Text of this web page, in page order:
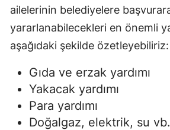
ailelerinin belediyelere
yararlanabilecekleri en önemli
aşağıdaki şekilde özetleyebiliriz:
Gıda ve erzak yardımı
Yakacak yardımı
Para yardımı
Doğalgaz, elektrik, su vb.